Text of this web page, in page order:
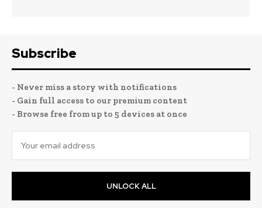
Subscribe
- Never miss a story with notifications
- Gain full access to our premium content
- Browse free from up to 5 devices at once
UNLOCK ALL